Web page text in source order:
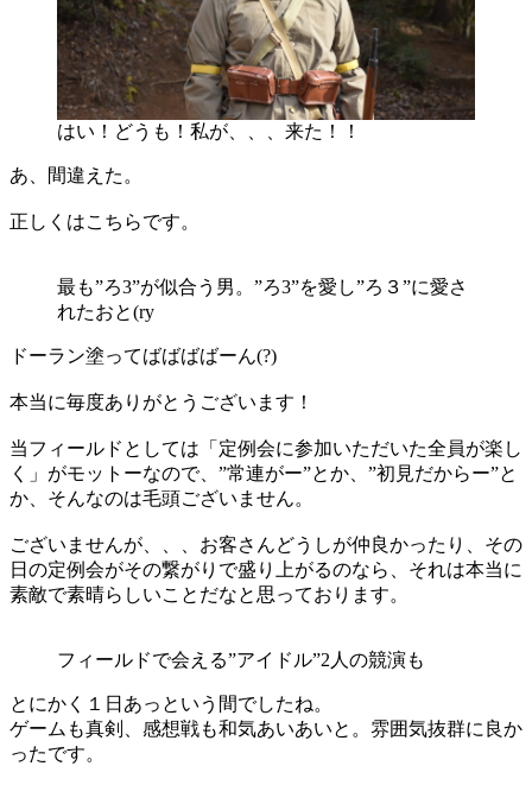
はい！どうも！私が、、、来た！！
あ、間違えた。
正しくはこちらです。
最も”ろ3”が似合う男。”ろ3”を愛し”ろ３”に愛さ
れたおと(ry
ドーラン塗ってばばばばーん(?)
本当に毎度ありがとうございます！
当フィールドとしては「定例会に参加いただいた全員が楽し
く」がモットーなので、”常連がー”とか、”初見だからー”と
か、そんなのは毛頭ございません。
ございませんが、、、お客さんどうしが仲良かったり、その
日の定例会がその繋がりで盛り上がるのなら、それは本当に
素敵で素晴らしいことだなと思っております。
フィールドで会える”アイドル”2人の競演も
とにかく１日あっという間でしたね。
ゲームも真剣、感想戦も和気あいあいと。雰囲気抜群に良か
ったです。